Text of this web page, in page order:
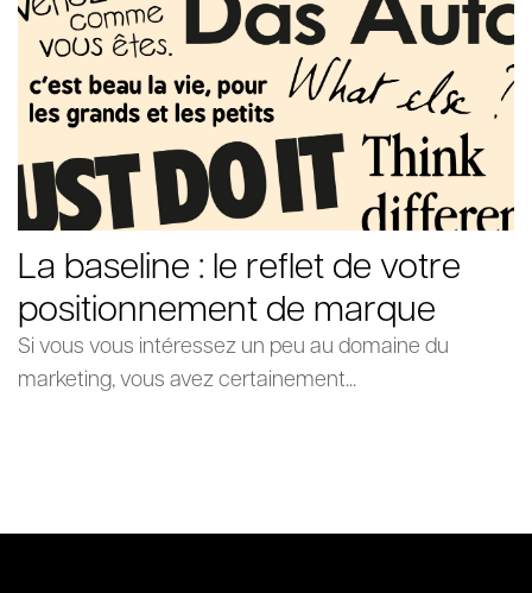
La baseline : le reflet de votre
positionnement de marque
Si vous vous intéressez un peu au domaine du
marketing, vous avez certainement...